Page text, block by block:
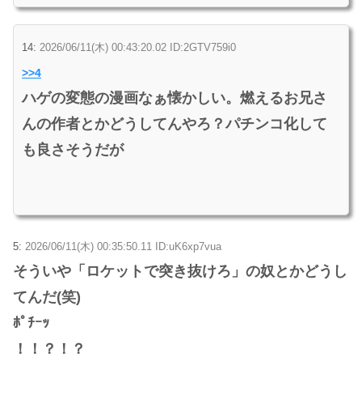
14: 2026/06/11(木) 00:43:20.02 ID:2GTV759i0
>>4
ハゲの変態の漫画なぁ懐かしい。燃えるお兄さ
んの作者とかどうしてんやろ？パチンコ化して
も良さそうだが
5: 2026/06/11(木) 00:35:50.11 ID:uK6xp7vua
そういや「ロケットで突き抜けろ」の奴とかどうし
てんだ(笑)
ﾎﾟﾁｰｯ
！！？！？